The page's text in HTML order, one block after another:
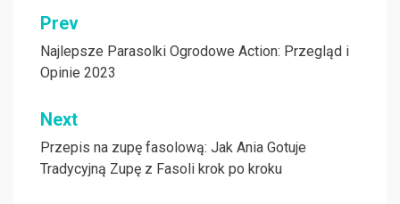
Nawigacja
wpisu
Prev
Najlepsze Parasolki Ogrodowe Action: Przegląd i
Opinie 2023
Next
Przepis na zupę fasolową: Jak Ania Gotuje
Tradycyjną Zupę z Fasoli krok po kroku